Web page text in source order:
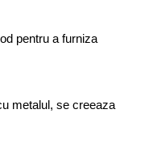
pentru a furniza
metalul, se creeaza